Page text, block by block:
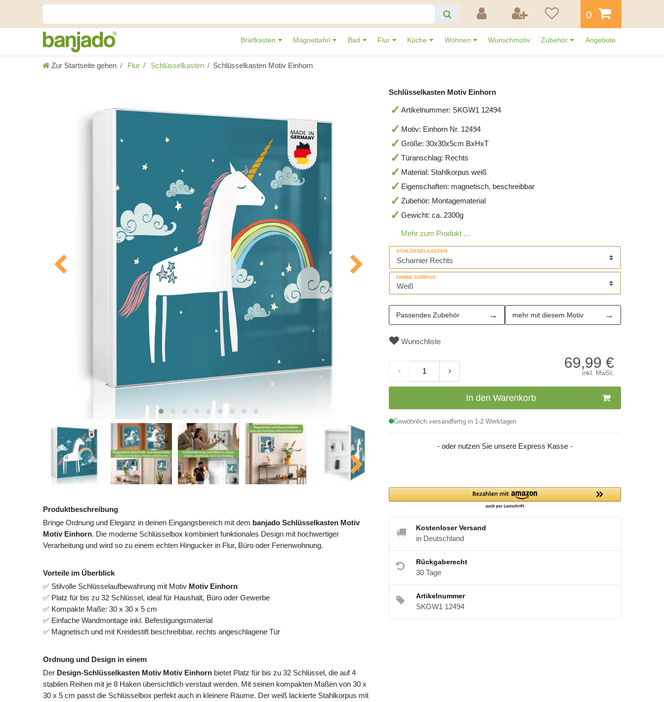
0
Briefkasten Magnettafel Bad Flur Küche Wohnen Wunschmotiv Zubehör Angebote
Zur Startseite gehen Flur Schlüsselkasten Schlüsselkasten Motiv Einhorn
Produktbeschreibung
Bringe Ordnung und Eleganz in deinen Eingangsbereich mit dem banjado Schlüsselkasten Motiv
Motiv Einhorn. Die moderne Schlüsselbox kombiniert funktionales Design mit hochwertiger
Verarbeitung und wird so zu einem echten Hingucker in Flur, Büro oder Ferienwohnung.
Vorteile im Überblick
✅ Stilvolle Schlüsselaufbewahrung mit Motiv Motiv Einhorn
✅ Platz für bis zu 32 Schlüssel, ideal für Haushalt, Büro oder Gewerbe
✅ Kompakte Maße: 30 x 30 x 5 cm
✅ Einfache Wandmontage inkl. Befestigungsmaterial
✅ Magnetisch und mit Kreidestift beschreibbar, rechts angeschlagene Tür
Ordnung und Design in einem
Der Design-Schlüsselkasten Motiv Motiv Einhorn bietet Platz für bis zu 32 Schlüssel, die auf 4
stabilen Reihen mit je 8 Haken übersichtlich verstaut werden. Mit seinen kompakten Maßen von 30 x
30 x 5 cm passt die Schlüsselbox perfekt auch in kleinere Räume. Der weiß lackierte Stahlkorpus mit
Schlüsselkasten Motiv Einhorn
Artikelnummer: SKGW1 12494
Motiv: Einhorn Nr. 12494
Größe: 30x30x5cm BxHxT
Türanschlag: Rechts
Material: Stahlkorpus weiß
Eigenschaften: magnetisch, beschreibbar
Zubehör: Montagematerial
Gewicht: ca. 2300g
Mehr zum Produkt …
SCHLÜSSELKASTEN
FARBE KORPUS
Passendes Zubehör → mehr mit diesem Motiv →
Wunschliste
69,99 €
inkl. MwSt.
In den Warenkorb
Gewöhnlich versandfertig in 1-2 Werktagen
- oder nutzen Sie unsere Express Kasse -
Kostenloser Versand
in Deutschland
Rückgaberecht
30 Tage
Artikelnummer
SKGW1 12494